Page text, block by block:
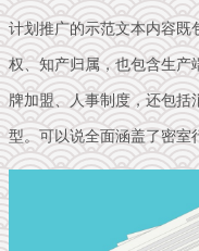
计划推广的示范文本内容
权、知产归属，也包含生
牌加盟、人事制度，还包
型。可以说全面涵盖了密室